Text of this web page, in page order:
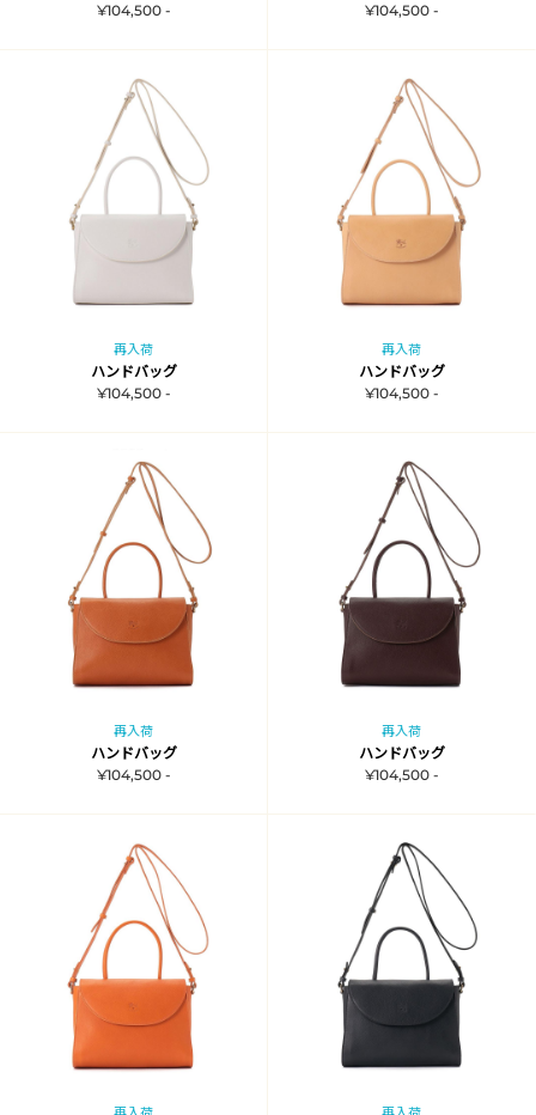
¥104,500 -
¥104,500 -
再入荷
ハンドバッグ
¥104,500 -
再入荷
ハンドバッグ
¥104,500 -
再入荷
ハンドバッグ
¥104,500 -
再入荷
ハンドバッグ
¥104,500 -